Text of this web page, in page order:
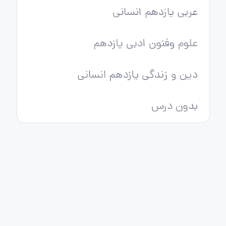
عربی یازدهم انسانی
علوم وفنون ادبی یازدهم
دین و زندگی یازدهم انسانی
بدون درس